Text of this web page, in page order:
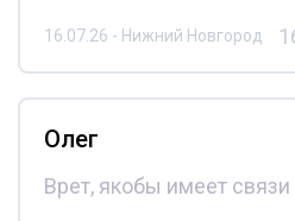
16.07.26 - Нижний Новгород
Олег
Врет, якобы имеет